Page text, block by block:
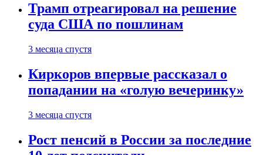
Трамп отреагировал на решение
суда США по пошлинам
3 месяца спустя
Киркоров впервые рассказал о
попадании на «голую вечеринку»
3 месяца спустя
Рост пенсий в России за последние